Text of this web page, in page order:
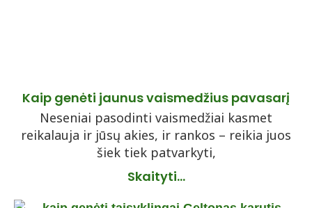
Kaip genėti jaunus vaismedžius pavasarį
Neseniai pasodinti vaismedžiai kasmet
reikalauja ir jūsų akies, ir rankos – reikia juos
šiek tiek patvarkyti,
Skaityti...